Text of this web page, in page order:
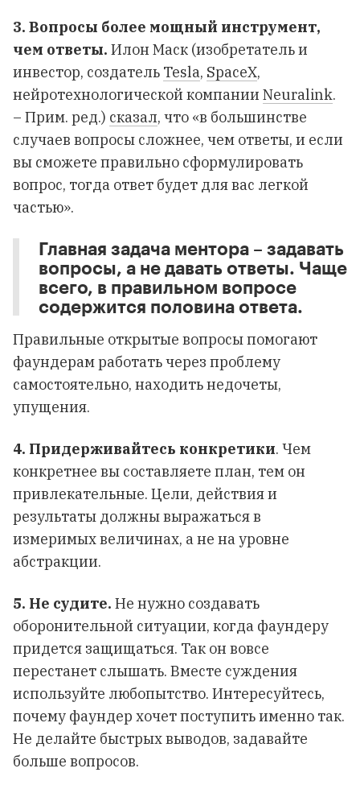
3. Вопросы более мощный инструмент,
чем ответы. Илон Маск (изобретатель и
инвестор, создатель Tesla, SpaceX,
нейротехнологической компании Neuralink.
– Прим. ред.) сказал, что «в большинстве
случаев вопросы сложнее, чем ответы, и если
вы сможете правильно сформулировать
вопрос, тогда ответ будет для вас легкой
частью».
Главная задача ментора – задавать
вопросы, а не давать ответы. Чаще
всего, в правильном вопросе
содержится половина ответа.
Правильные открытые вопросы помогают
фаундерам работать через проблему
самостоятельно, находить недочеты,
упущения.
4. Придерживайтесь конкретики. Чем
конкретнее вы составляете план, тем он
привлекательные. Цели, действия и
результаты должны выражаться в
измеримых величинах, а не на уровне
абстракции.
5. Не судите. Не нужно создавать
оборонительной ситуации, когда фаундеру
придется защищаться. Так он вовсе
перестанет слышать. Вместе суждения
используйте любопытство. Интересуйтесь,
почему фаундер хочет поступить именно так.
Не делайте быстрых выводов, задавайте
больше вопросов.